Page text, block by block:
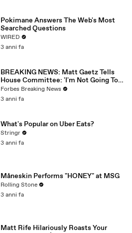
Pokimane Answers The Web's Most
Searched Questions
WIRED
3 anni fa
BREAKING NEWS: Matt Gaetz Tells
House Committee: 'I'm Not Going To
Vote For A Continuing Resolution'
Forbes Breaking News
3 anni fa
What's Popular on Uber Eats?
Stringr
3 anni fa
Måneskin Performs "HONEY" at MSG
Rolling Stone
3 anni fa
Matt Rife Hilariously Roasts Your